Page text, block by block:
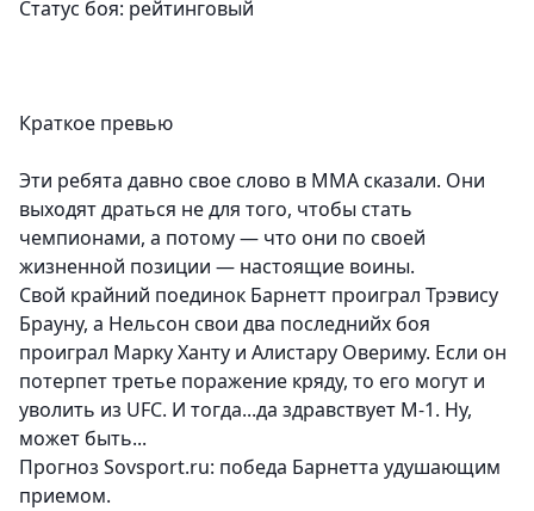
Статус боя: рейтинговый
Краткое превью
Эти ребята давно свое слово в ММА сказали. Они
выходят драться не для того, чтобы стать
чемпионами, а потому — что они по своей
жизненной позиции — настоящие воины.
Свой крайний поединок Барнетт проиграл Трэвису
Брауну, а Нельсон свои два последнийх боя
проиграл Марку Ханту и Алистару Овериму. Если он
потерпет третье поражение кряду, то его могут и
уволить из UFC. И тогда...да здравствует М-1. Ну,
может быть...
Прогноз Sovsport.ru: победа Барнетта удушающим
приемом.